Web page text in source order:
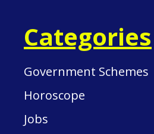
Categories
Government Schemes
Horoscope
Jobs